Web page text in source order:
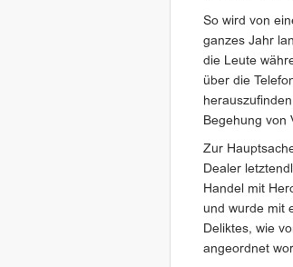
So wird von
ganzes Jahr
die Leute
über die
Begehung von
Zur
Dealer
Handel mit
und wurde mit
Deliktes, wie
angeordnet